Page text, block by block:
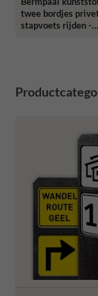
twee bordjes
stapvoets rijden -